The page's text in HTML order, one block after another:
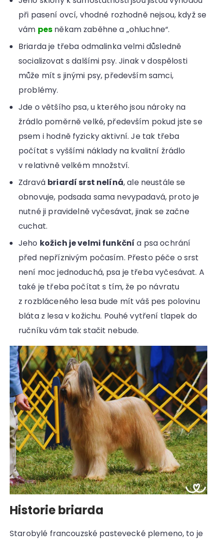
při pasení ovcí, vhodné rozhodně nejsou, když se
vám pes někam zaběhne a „ohluchne“.
Briarda je třeba odmalinka velmi důsledně
socializovat s dalšími psy. Jinak v dospělosti
může mít s jinými psy, především samci,
problémy.
Jde o většího psa, u kterého jsou nároky na
žrádlo poměrně velké, především pokud jste se
psem i hodně fyzicky aktivní. Je tak třeba
počítat s vyššími náklady na kvalitní žrádlo
v relativně velkém množství.
Zdravá briardí srst nelíná, ale neustále se
obnovuje, podsada sama nevypadavá, proto je
nutné ji pravidelně vyčesávat, jinak se začne
cuchat.
Jeho kožich je velmi funkční a psa ochrání
před nepříznivým počasím. Přesto péče o srst
není moc jednoduchá, psa je třeba vyčesávat. A
také je třeba počítat s tím, že po návratu
z rozbláceného lesa bude mít váš pes polovinu
bláta z lesa v kožichu. Pouhé vytření tlapek do
ručníku vám tak stačit nebude.
Historie briarda
Starobylé francouzské pastevecké plemeno, to je